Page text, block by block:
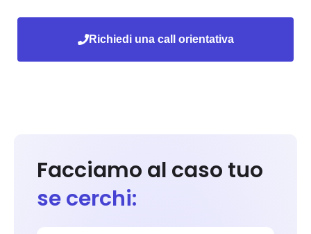
Richiedi una call orientativa
Facciamo al caso tuo
se cerchi: